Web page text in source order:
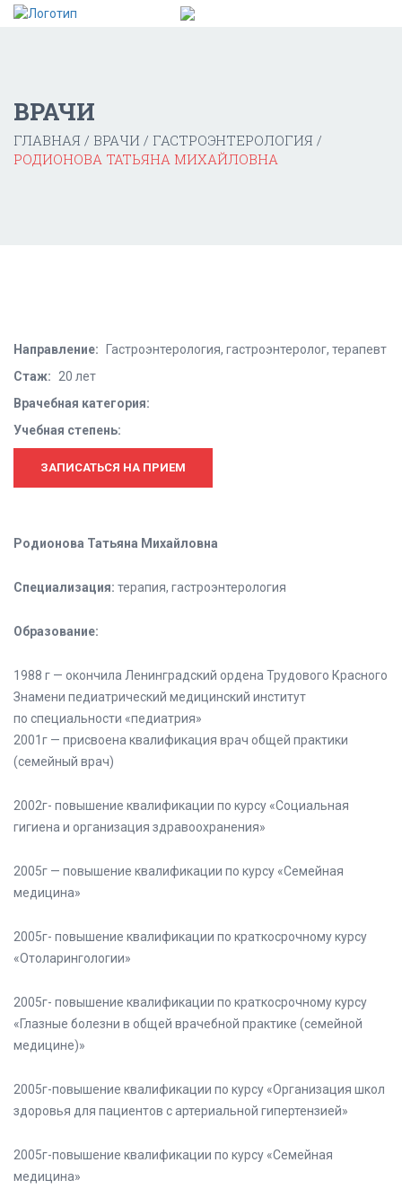
ВРАЧИ
ГЛАВНАЯ ВРАЧИ
ГАСТРОЭНТЕРОЛОГИЯ
РОДИОНОВА ТАТЬЯНА МИХАЙЛОВНА
Направление:
Гастроэнтерология, гастроэнтеролог, терапевт
Стаж:
20 лет
Врачебная категория:
Учебная степень:
ЗАПИСАТЬСЯ НА ПРИЕМ
Родионова Татьяна Михайловна
Специализация: терапия, гастроэнтерология
Образование:
1988 г — окончила Ленинградский ордена Трудового Красного
Знамени педиатрический медицинский институт
по специальности «педиатрия»
2001г — присвоена квалификация врач общей практики
(семейный врач)
2002г- повышение квалификации по курсу «Социальная
гигиена и организация здравоохранения»
2005г — повышение квалификации по курсу «Семейная
медицина»
2005г- повышение квалификации по краткосрочному курсу
«Отоларингологии»
2005г- повышение квалификации по краткосрочному курсу
«Глазные болезни в общей врачебной практике (семейной
медицине)»
2005г-повышение квалификации по курсу «Организация школ
здоровья для пациентов с артериальной гипертензией»
2005г-повышение квалификации по курсу «Семейная
медицина»